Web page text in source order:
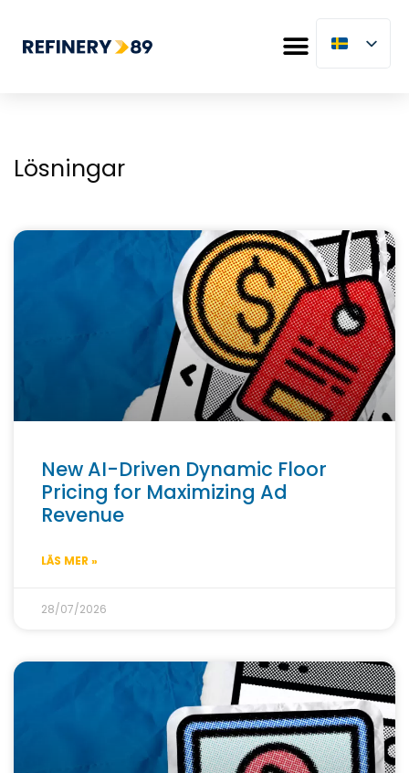
Lösningar
New AI-Driven Dynamic Floor
Pricing for Maximizing Ad
Revenue
LÄS MER »
28/07/2026